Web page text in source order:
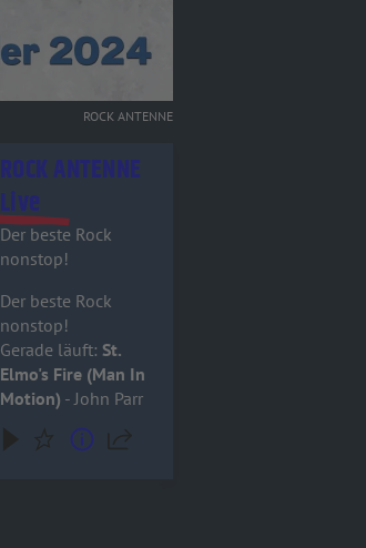
ROCK ANTENNE
ROCK ANTENNE
Live
Der beste Rock
nonstop!
Der beste Rock
nonstop!
Gerade läuft: St.
Elmo's Fire (Man In
Motion) - John Parr